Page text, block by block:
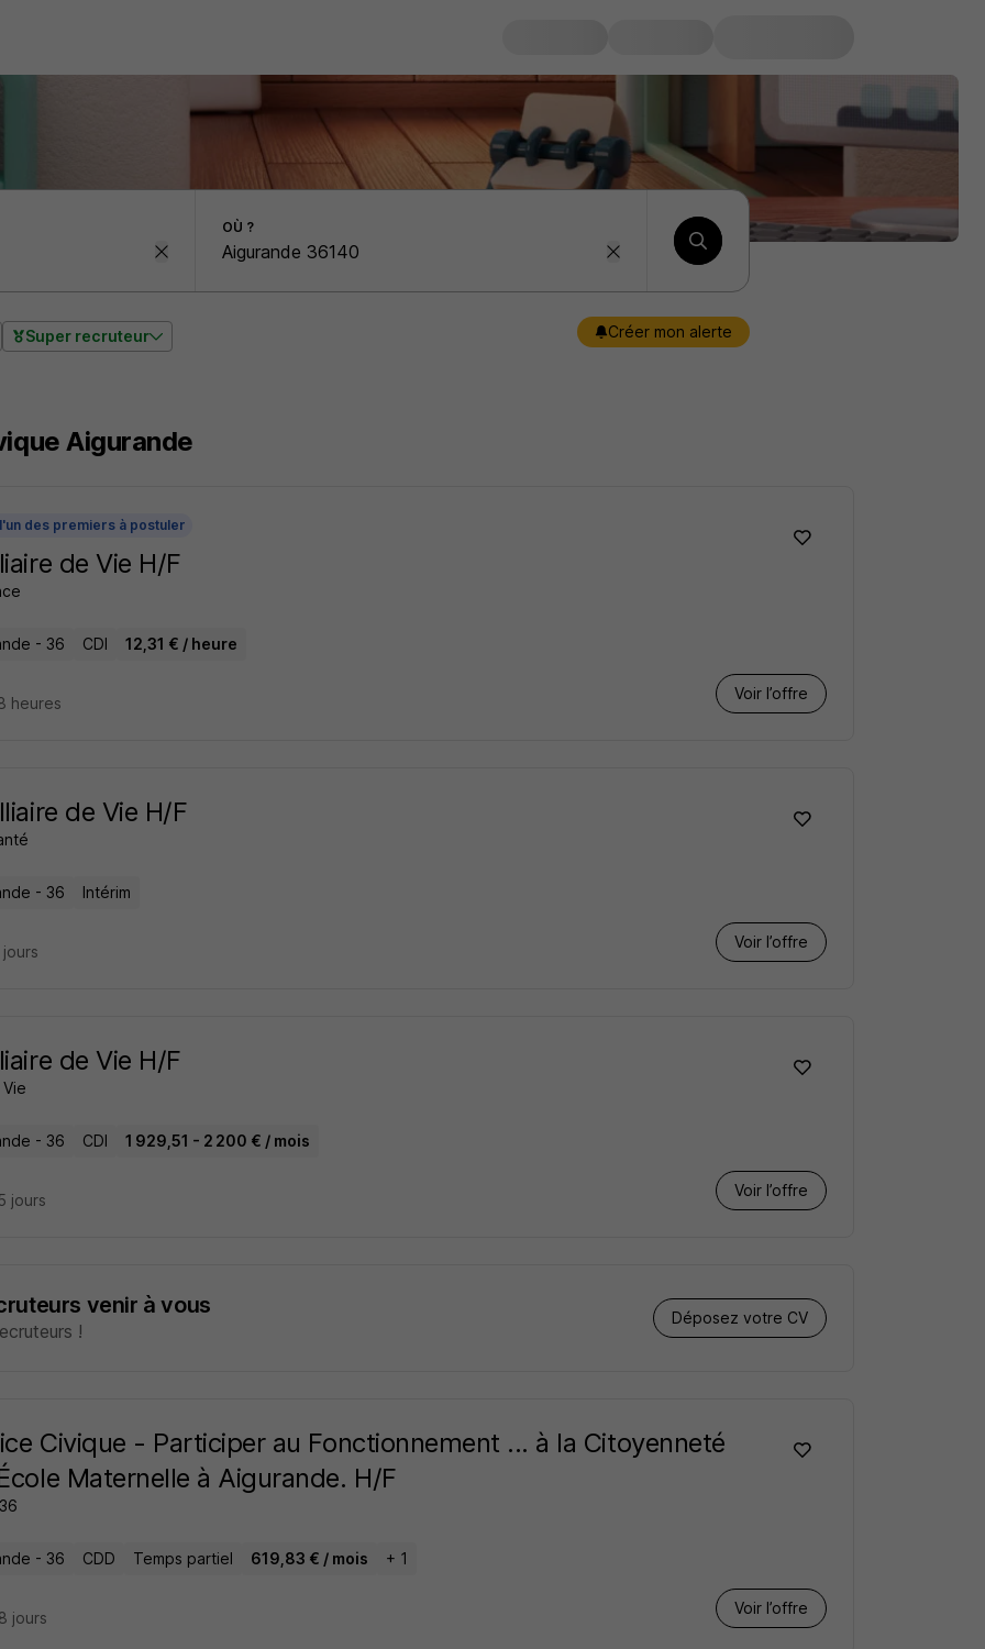
OÙ ?
Super recruteur Créer mon alerte
Aigurande
des premiers à postuler
de Vie H/F
- 36 CDI 12,31 € / heure
Voir l’offre
heures
de Vie H/F
- 36 Intérim
Voir l’offre
de Vie H/F
- 36 CDI 1 929,51 - 2 200 € / mois
Voir l’offre
jours
venir à vous
!
Déposez votre CV
Civique - Participer au Fonctionnement ... à la Citoyenneté
Maternelle à Aigurande. H/F
- 36 CDD Temps partiel 619,83 € / mois + 1
Voir l’offre
jours